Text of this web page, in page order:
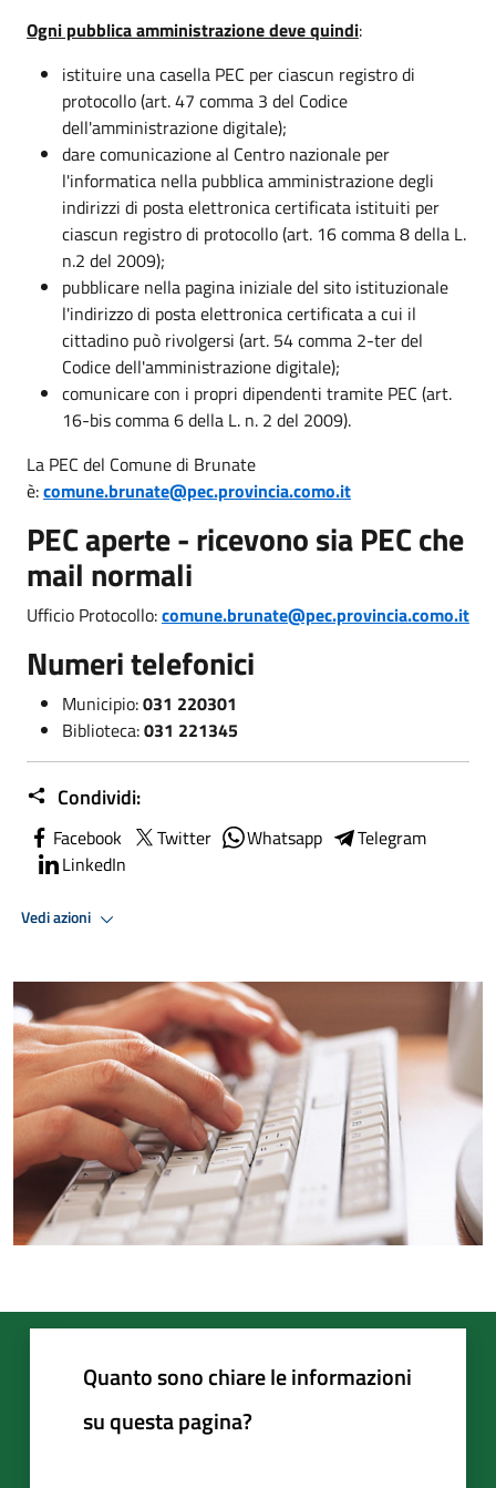
Ogni pubblica amministrazione deve quindi:
istituire una casella PEC per ciascun registro di
protocollo (art. 47 comma 3 del Codice
dell'amministrazione digitale);
dare comunicazione al Centro nazionale per
l'informatica nella pubblica amministrazione degli
indirizzi di posta elettronica certificata istituiti per
ciascun registro di protocollo (art. 16 comma 8 della L.
n.2 del 2009);
pubblicare nella pagina iniziale del sito istituzionale
l'indirizzo di posta elettronica certificata a cui il
cittadino può rivolgersi (art. 54 comma 2-ter del
Codice dell'amministrazione digitale);
comunicare con i propri dipendenti tramite PEC (art.
16-bis comma 6 della L. n. 2 del 2009).
La PEC del Comune di Brunate
è:comune.brunate@pec.provincia.como.it
PEC aperte - ricevono sia PEC che
mail normali
Ufficio Protocollo:comune.brunate@pec.provincia.como.it
Numeri telefonici
Municipio:031 220301
Biblioteca:031 221345
Condividi:
Facebook Twitter Whatsapp
Telegram
LinkedIn
Vedi azioni
Quanto sono chiare le informazioni
su questa pagina?